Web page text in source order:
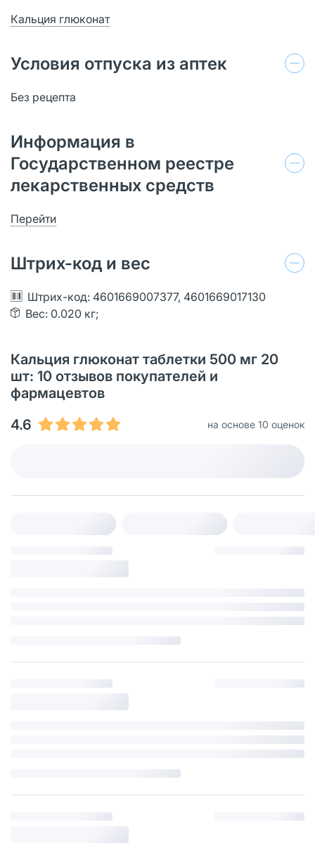
Кальция глюконат
Условия отпуска из аптек
Без рецепта
Информация в
Государственном реестре
лекарственных средств
Перейти
Штрих-код и вес
Штрих-код: 4601669007377, 4601669017130
Вес: 0.020 кг;
Кальция глюконат таблетки 500 мг 20
шт: 10 отзывов покупателей и
фармацевтов
4.6
на основе 10 оценок